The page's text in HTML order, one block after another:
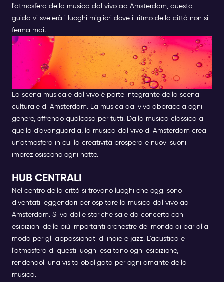
l'atmosfera della musica dal vivo ad Amsterdam, questa
guida vi svelerà i luoghi migliori dove il ritmo della città non si
ferma mai.
ALLA SCOPERTA DELLA
MUSICA DAL VIVO AD
AMSTERDAM
La scena musicale dal vivo è parte integrante della scena
culturale di Amsterdam. La musica dal vivo abbraccia ogni
genere, offrendo qualcosa per tutti. Dalla musica classica a
quella d'avanguardia, la musica dal vivo di Amsterdam crea
un'atmosfera in cui la creatività prospera e nuovi suoni
impreziosiscono ogni notte.
HUB CENTRALI
Nel centro della città si trovano luoghi che oggi sono
diventati leggendari per ospitare la musica dal vivo ad
Amsterdam. Si va dalle storiche sale da concerto con
esibizioni delle più importanti orchestre del mondo ai bar alla
moda per gli appassionati di indie e jazz. L'acustica e
l'atmosfera di questi luoghi esaltano ogni esibizione,
rendendoli una visita obbligata per ogni amante della
musica.